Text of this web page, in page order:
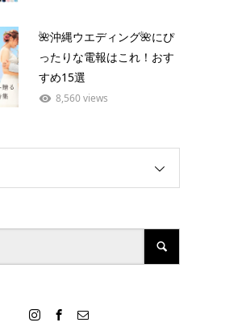
🌺沖縄ウエディング🌺にぴ
ったりな電報はこれ！おす
すめ15選
8,560 views